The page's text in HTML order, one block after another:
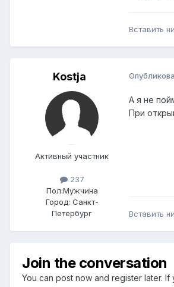
Вставить
Kostja
Активный участник
237
Пол:Мужчина
Город: Санкт-
Петербург
А я не
При
Вставить
Join the conversation
You can post now and register later. If